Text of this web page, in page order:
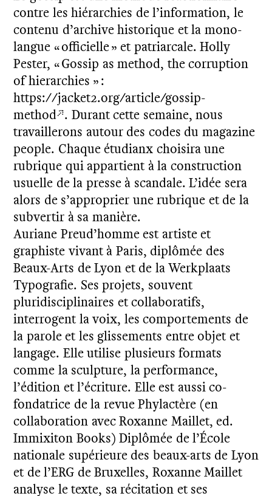
contre les hiérarchies de l’information, le
contenu d’archive historique et la mono-
langue « officielle » et patriarcale. Holly
Pester, « Gossip as method, the corruption
of hierarchies » :
https://jacket2.org/article/gossip-
method . Durant cette semaine, nous
travaillerons autour des codes du magazine
people. Chaque étudianx choisira une
rubrique qui appartient à la construction
usuelle de la presse à scandale. L’idée sera
alors de s’approprier une rubrique et de la
subvertir à sa manière.
Auriane Preud’homme est artiste et
graphiste vivant à Paris, diplômée des
Beaux-Arts de Lyon et de la Werkplaats
Typografie. Ses projets, souvent
pluridisciplinaires et collaboratifs,
interrogent la voix, les comportements de
la parole et les glissements entre objet et
langage. Elle utilise plusieurs formats
comme la sculpture, la performance,
l’édition et l’écriture. Elle est aussi co-
fondatrice de la revue Phylactère (en
collaboration avec Roxanne Maillet, ed.
Immixiton Books) Diplômée de l’École
nationale supérieure des beaux-arts de Lyon
et de l’ERG de Bruxelles, Roxanne Maillet
analyse le texte, sa récitation et ses